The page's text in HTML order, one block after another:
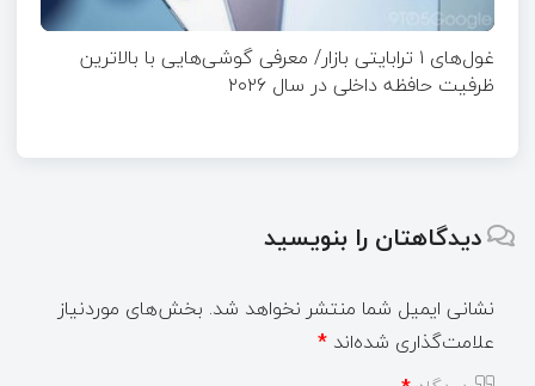
غول‌های ۱ ترابایتی بازار/ معرفی گوشی‌هایی با بالاترین
ظرفیت حافظه داخلی در سال ۲۰۲۶
دیدگاهتان را بنویسید
نشانی ایمیل شما منتشر نخواهد شد. بخش‌های موردنیاز
علامت‌گذاری شده‌اند *